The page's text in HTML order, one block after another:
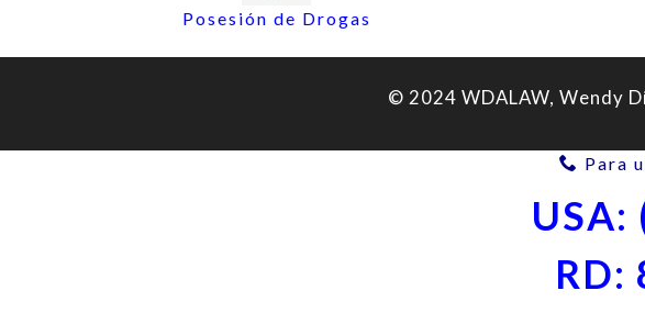
Posesión de Drogas
© 2024 WDALAW, Wendy
Para
RD: